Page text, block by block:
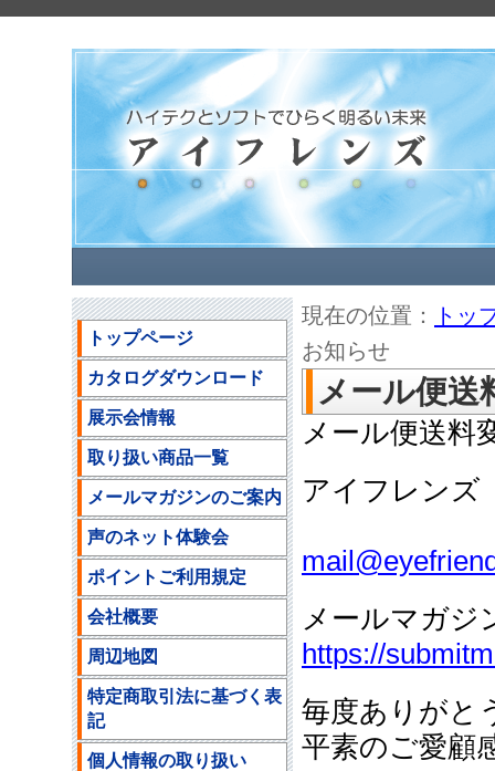
現在の位置：
トッ
お知らせ
メール便送
メール便送
アイフレン
メールマガジ
https://
毎度ありがと
平素のご愛顧
トップページ
カタログダウンロード
展示会情報
取り扱い商品一覧
メールマガジンのご案内
声のネット体験会
ポイントご利用規定
会社概要
周辺地図
特定商取引法に基づく表
記
個人情報の取り扱い